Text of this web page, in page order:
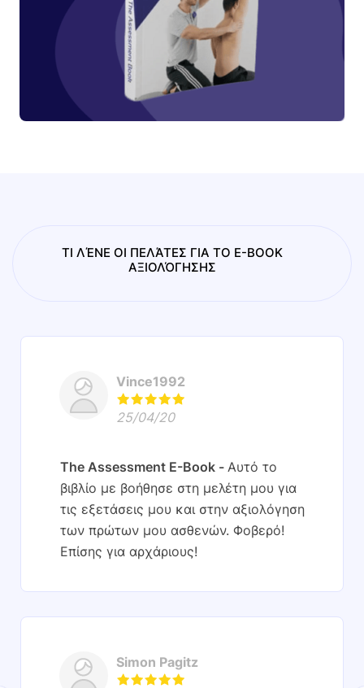
ΤΙ ΛΈΝΕ ΟΙ ΠΕΛΆΤΕΣ ΓΙΑ ΤΟ E-BOOK
ΑΞΙΟΛΌΓΗΣΗΣ
Vince1992
25/04/20
The Assessment E-Book
Αυτό το
βιβλίο με βοήθησε στη μελέτη μου για
τις εξετάσεις μου και στην αξιολόγηση
των πρώτων μου ασθενών. Φοβερό!
Επίσης για αρχάριους!
Simon Pagitz